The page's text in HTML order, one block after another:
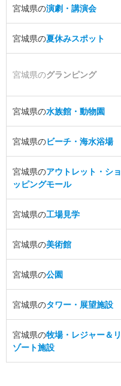
宮城県の演劇・講演会
宮城県の夏休みスポット
宮城県のグランピング
宮城県の水族館・動物園
宮城県のビーチ・海水浴場
宮城県のアウトレット・ショ
ッピングモール
宮城県の工場見学
宮城県の美術館
宮城県の公園
宮城県のタワー・展望施設
宮城県の牧場・レジャー＆リ
ゾート施設